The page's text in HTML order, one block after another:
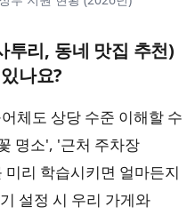
투리, 동네 맛집 추천)
나요?
체도 상당 수준 이해할 수
명소', '근처 주차장
리 학습시키면 얼마든지
설정 시 우리 가게와